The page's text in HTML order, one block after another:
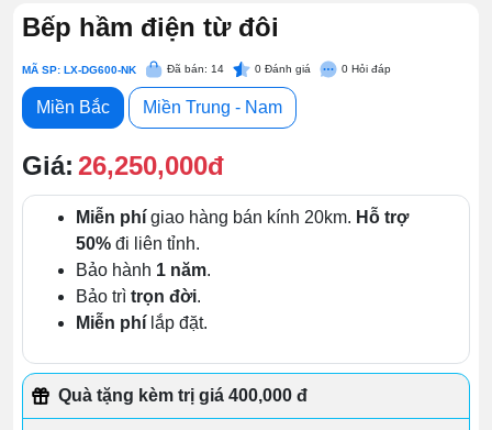
Bếp hầm điện từ đôi
MÃ SP: LX-DG600-NK Đã bán: 14 0 Đánh giá 0 Hỏi đáp
Miền Bắc Miền Trung - Nam
Giá: 26,250,000đ
Miễn phí giao hàng bán kính 20km. Hỗ trợ
50% đi liên tỉnh.
Bảo hành 1 năm.
Bảo trì trọn đời.
Miễn phí lắp đặt.
Quà tặng kèm trị giá 400,000 đ